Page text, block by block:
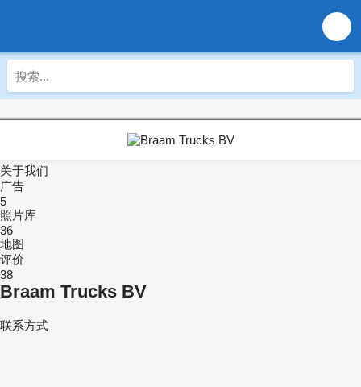
关于我们
广告
5
照片库
36
地图
评价
38
Braam Trucks BV
联系方式